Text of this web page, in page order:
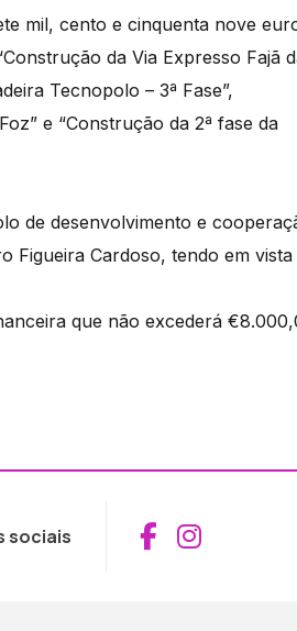
mil, cento e cinquenta nove
da Via Expresso Fajã
Tecnopolo – 3ª Fase”,
e “Construção da 2ª fase da
de desenvolvimento e
Figueira Cardoso, tendo em vista
que não excederá
sociais Aceder